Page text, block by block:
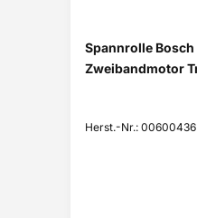
Spannrolle
Zweibandmotor
Herst.-Nr.: 00600436